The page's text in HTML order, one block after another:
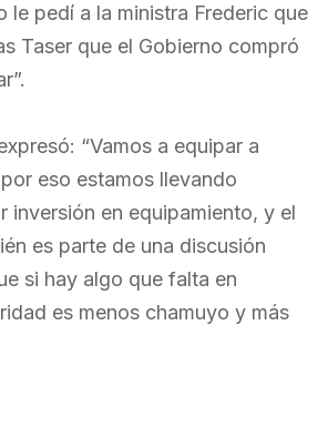
le pedí a la ministra Frederic que
Taser que el Gobierno compró
“Vamos a equipar a
eso estamos llevando
inversión en equipamiento, y el
es parte de una discusión
si hay algo que falta en
es menos chamuyo y más